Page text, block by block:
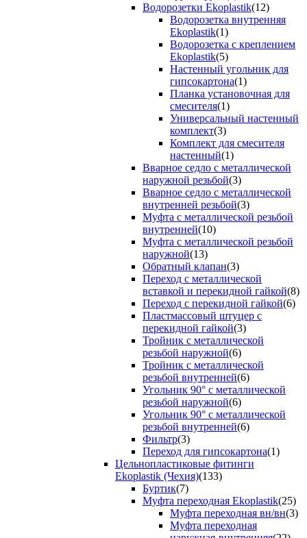
Водорозетки Ekoplastik(12)
Водорозетка внутренняя
Ekoplastik(1)
Водорозетка с креплением
Ekoplastik(5)
Настенный угольник для
гипсокартона(1)
Планка установочная для
смесителя(1)
Универсальный настенный
комплект(3)
Комплект для смесителя
настенный(1)
Вварное седло с металлической
наружной резьбой(3)
Вварное седло с металлической
внутренней резьбой(3)
Муфта с металлической резьбой
внутренней(10)
Муфта с металлической резьбой
наружной(13)
Обратный клапан(3)
Переход с металлической
вставкой и перекидной гайкой(8)
Переход с перекидной гайкой(6)
Пластмассовый штуцер с
перекидной гайкой(3)
Тройник с металлической
резьбой наружной(6)
Тройник с металлической
резьбой внутренней(6)
Угольник 90° с металлической
резьбой наружной(6)
Угольник 90° с металлической
резьбой внутренней(6)
Фильтр(3)
Переход для гипсокартона(1)
Цельнопластиковые фитинги
Ekoplastik (Чехия)(133)
Буртик(7)
Муфта переходная Ekoplastik(25)
Муфта переходная вн/вн(3)
Муфта переходная